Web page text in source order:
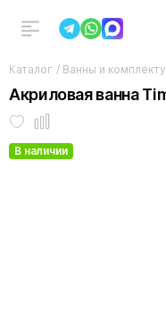
Каталог / Ванны и
Акриловая ванна
В наличии